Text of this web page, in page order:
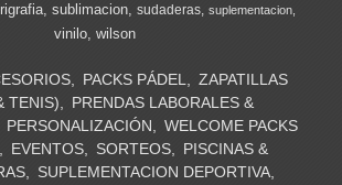
sublimacion sudaderas suplementacion
vinilo wilson
PACKS PÁDEL
ZAPATILLAS
TENIS)
PRENDAS LABORALES &
PERSONALIZACIÓN
WELCOME PACKS
EVENTOS SORTEOS
PISCINAS &
SUPLEMENTACION DEPORTIVA